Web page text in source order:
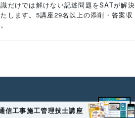
だけでは解けない記述問題をSATが解決
します。5講座29名以上の添削・答案収
信工事施工管理技士講座